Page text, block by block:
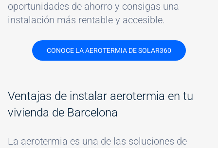
oportunidades de ahorro y consigas una
instalación más rentable y accesible.
CONOCE LA AEROTERMIA DE SOLAR360
Ventajas de instalar aerotermia en tu
vivienda de Barcelona
La aerotermia es una de las soluciones de